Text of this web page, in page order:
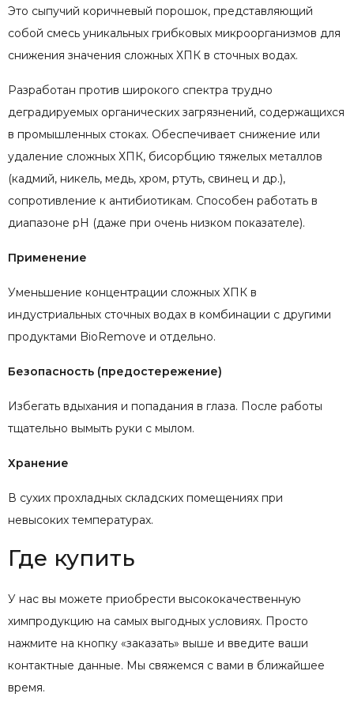
Это сыпучий коричневый порошок, представляющий
собой смесь уникальных грибковых микроорганизмов для
снижения значения сложных ХПК в сточных водах.
Разработан против широкого спектра трудно
деградируемых органических загрязнений, содержащихся
в промышленных стоках. Обеспечивает снижение или
удаление сложных ХПК, бисорбцию тяжелых металлов
(кадмий, никель, медь, хром, ртуть, свинец и др.),
сопротивление к антибиотикам. Способен работать в
диапазоне pH (даже при очень низком показателе).
Применение
Уменьшение концентрации сложных ХПК в
индустриальных сточных водах в комбинации с другими
продуктами BioRemove и отдельно.
Безопасность (предостережение)
Избегать вдыхания и попадания в глаза. После работы
тщательно вымыть руки с мылом.
Хранение
В сухих прохладных складских помещениях при
невысоких температурах.
Где купить
У нас вы можете приобрести высококачественную
химпродукцию на самых выгодных условиях. Просто
нажмите на кнопку «заказать» выше и введите ваши
контактные данные. Мы свяжемся с вами в ближайшее
время.